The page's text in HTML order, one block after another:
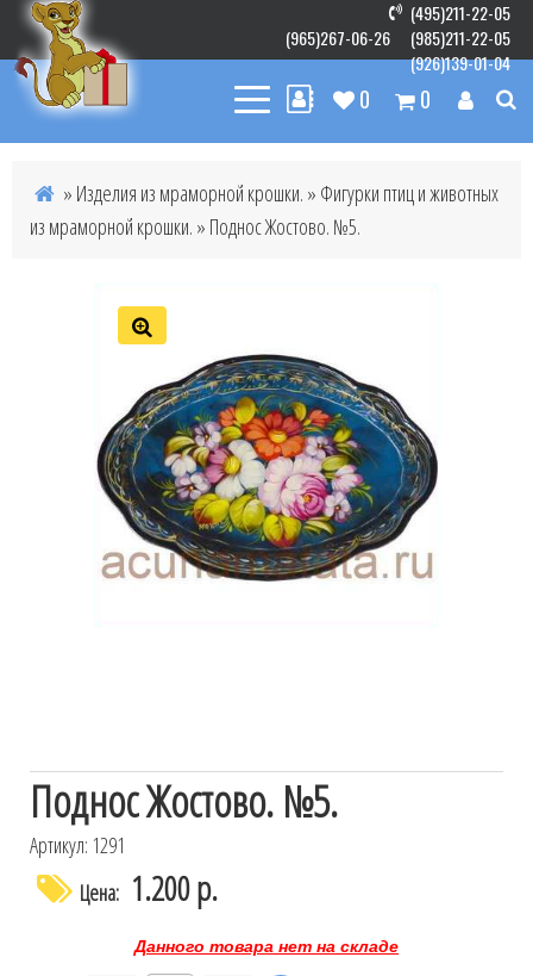
(495)211-22-05
(965)267-06-26
(985)211-22-05
(926)139-01-04
0 0
» Изделия из мраморной крошки. » Фигурки птиц и животных
из мраморной крошки. » Поднос Жостово. №5.
Поднос Жостово. №5.
Артикул: 1291
Цена: 1.200 р.
Данного товара нет на складе